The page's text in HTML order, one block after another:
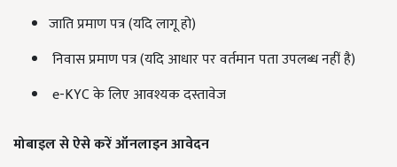
जाति प्रमाण पत्र (यदि लागू हो)
निवास प्रमाण पत्र (यदि आधार पर वर्तमान पता उपलब्ध नहीं है)
e-KYC के लिए आवश्यक दस्तावेज
मोबाइल से ऐसे करें ऑनलाइन आवेदन